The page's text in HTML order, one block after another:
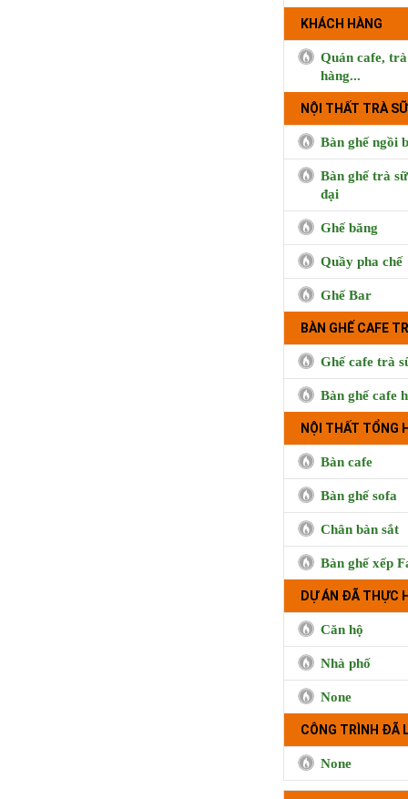
KHÁCH HÀNG
Quán cafe,
hàng...
NỘI THẤT TRÀ
Bàn ghế ngồi
Bàn ghế trà
đại
Ghế băng
Quầy pha chế
Ghế Bar
BÀN GHẾ CAFE
Ghế cafe trà
Bàn ghế cafe
NỘI THẤT TỔNG
Bàn cafe
Bàn ghế sofa
Chân bàn sắt
Bàn ghế xếp
DỰ ÁN ĐÃ THỰC
Căn hộ
Nhà phố
None
CÔNG TRÌNH ĐÃ
None
BUI
Cà phê Boong,
Hưng,
Trà sữa
Phụng,
Bộ tựa lưng